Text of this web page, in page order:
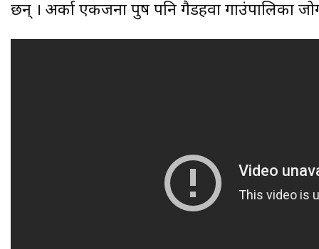
छन् । अर्का एकजना पुरुष पनि गैडहवा गाउंपालिका